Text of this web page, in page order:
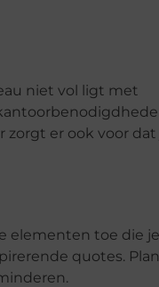
niet vol ligt met
er ook voor dat
elementen toe die je
quotes.